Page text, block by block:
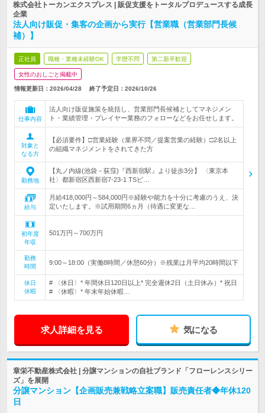
株式会社トーカンエクスプレス | 販促支援をトータルプロデュースする成長
企業
法人向け販促・集客の企画から実行【営業職（営業部門長候
補）】
正社員 職種・業種未経験OK 学歴不問 第二新卒歓迎
女性のおしごと掲載中
情報更新日：2026/04/28 終了予定日： 2026/10/26
仕事内容
法人向け販促施策を統括し、営業部門長候補としてマネジメン
ト・業績管理・プレイヤー業務のフォローなどをお任せします。
対象と
なる方
【必須要件】□営業経験（業界不問／提案営業の経験）□2名以上
の組織マネジメントをされてきた方
勤務地
【丸ノ内線(池袋－荻窪)『西新宿駅』より徒歩3分】 〈東京本
社〉都新宿区西新宿7-23-1 TSビ…
給与
月給418,000円～584,000円※経験や能力を十分に考慮のうえ、決
定いたします。※試用期間6ヵ月（待遇に変更な…
初年度
年収
501万円～700万円
勤務
時間
9:00～18:00（実働8時間／休憩60分）※残業は月平均20時間以下
休日
休暇
# 〈休日〉* 年間休日120日以上* 完全週休2日（土日休み）* 祝日
# 〈休暇〉* 年末年始休暇…
求人詳細を見る 気になる
章栄不動産株式会社 | 分譲マンションの自社ブランド「フローレンスシリー
ズ」を展開
分譲マンション【企画販売兼戦略立案職】販売責任者◆年休120
日